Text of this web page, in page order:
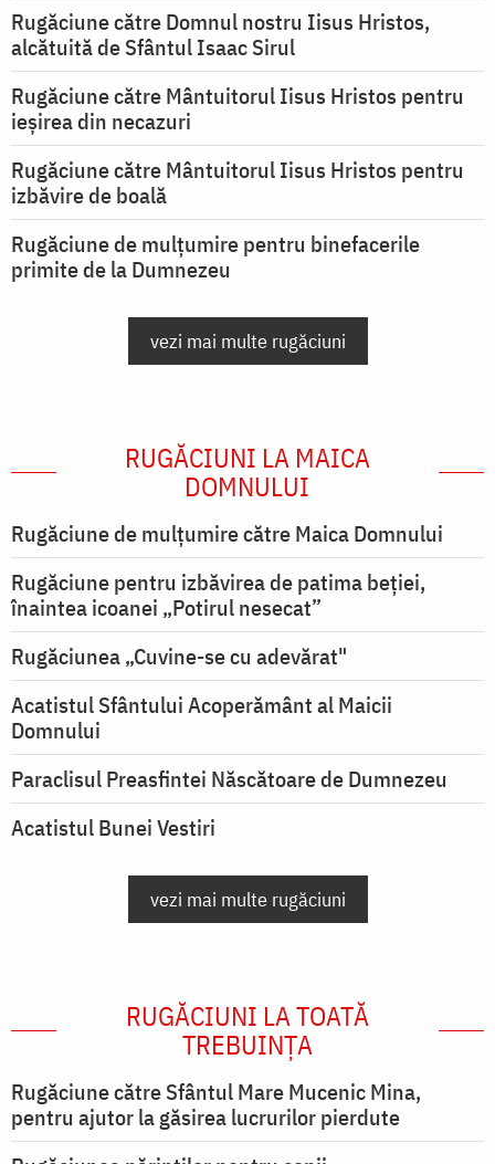
Rugăciune către Domnul nostru Iisus Hristos,
alcătuită de Sfântul Isaac Sirul
Rugăciune către Mântuitorul Iisus Hristos pentru
ieşirea din necazuri
Rugăciune către Mântuitorul Iisus Hristos pentru
izbăvire de boală
Rugăciune de mulțumire pentru binefacerile
primite de la Dumnezeu
vezi mai multe rugăciuni
RUGĂCIUNI LA MAICA
DOMNULUI
Rugăciune de mulţumire către Maica Domnului
Rugăciune pentru izbăvirea de patima beției,
înaintea icoanei „Potirul nesecat”
Rugăciunea „Cuvine-se cu adevărat"
Acatistul Sfântului Acoperământ al Maicii
Domnului
Paraclisul Preasfintei Născătoare de Dumnezeu
Acatistul Bunei Vestiri
vezi mai multe rugăciuni
RUGĂCIUNI LA TOATĂ
TREBUINȚA
Rugăciune către Sfântul Mare Mucenic Mina,
pentru ajutor la găsirea lucrurilor pierdute